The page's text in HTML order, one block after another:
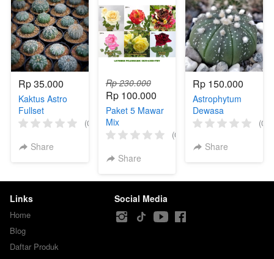
Rp 35.000
Kaktus Astro
Fullset
(0)
Share
Rp 230.000
Rp 100.000
Paket 5 Mawar
Mix
(0)
Share
Rp 150.000
Astrophytum
Dewasa
(0)
Share
Links
Home
Blog
Daftar Produk
Social Media